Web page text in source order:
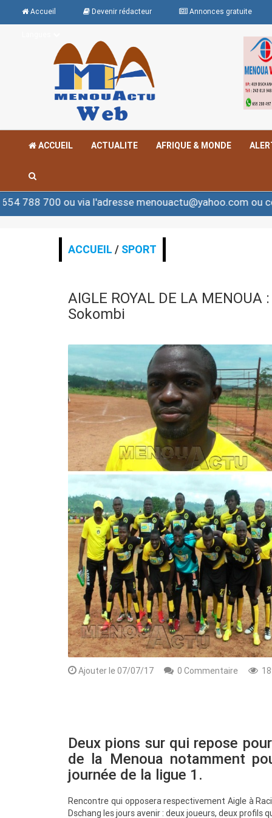
Accueil Devenir rédacteur Annonces gratuite
ACCUEIL ACTUALITE AFRIQUE & MONDE
via l'adresse menouactu@yahoo.com ou
ACCUEIL / SPORT
AIGLE ROYAL DE LA
Sokombi
Ajouter le 07/07/17 0 Commentaire
Deux pions sur qui repose
de la Menoua notamment
journée de la ligue 1.
Rencontre qui opposera respectivement Aigle à
Dschang les jours avenir : deux joueurs, deux profils
une formation de qualité, un métier